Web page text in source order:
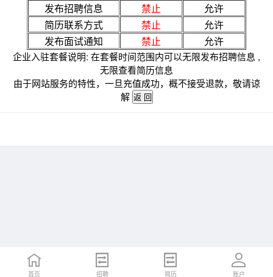
发布招聘信息
禁止
允许
简历联系方式
禁止
允许
发布面试通知
禁止 允许
企业入驻套餐说明: 在套餐时间范围内可以无限发布招聘信息 ,
无限查看简历信息
由于网站服务的特性，一旦充值成功，概不接受退款，敬请谅
解
首页 招聘 简历 账户